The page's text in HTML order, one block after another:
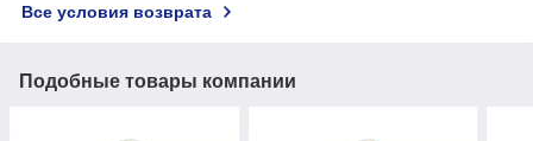
Все условия возврата
Подобные товары компании